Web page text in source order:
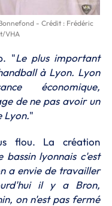
- Crédit : Frédéric
VHA
"Le plus important
à Lyon. Lyon
économique,
de ne pas avoir un
Lyon."
flou. La création
bassin lyonnais c'est
a envie de travailler
il y a Bron,
on n'est pas fermé